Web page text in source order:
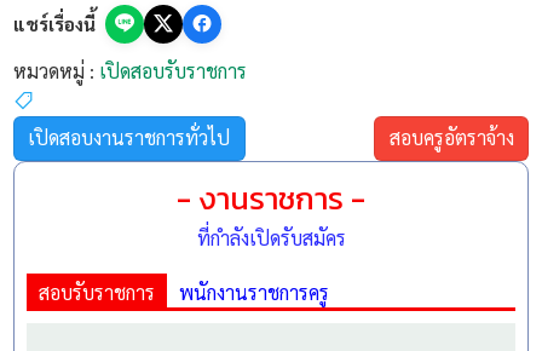
แชร์เรื่องนี้
หมวดหมู่ : เปิดสอบรับราชการ
เปิดสอบงานราชการทั่วไป สอบครูอัตราจ้าง
- งานราชการ -
ที่กำลังเปิดรับสมัคร
สอบรับราชการ พนักงานราชการครู